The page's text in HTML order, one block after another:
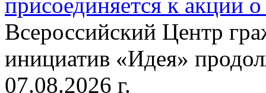
Всероссийский Центр
инициатив «Идея»
07.08.2026 г.